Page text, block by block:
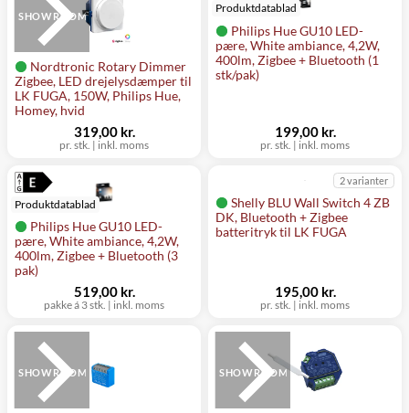
Nordtronic Rotary Dimmer
Zigbee, LED drejelysdæmper til
LK FUGA, 150W, Philips Hue,
Homey, hvid
SHOWROOM
pr. stk. | inkl. moms
319,00 kr.
Philips Hue GU10 LED-
pære, White ambiance, 4,2W,
400lm, Zigbee + Bluetooth (1
stk/pak)
Produktdatablad
pr. stk. | inkl. moms
199,00 kr.
Philips Hue GU10 LED-
pære, White ambiance, 4,2W,
400lm, Zigbee + Bluetooth (3
pak)
Produktdatablad
pakke á 3 stk. | inkl. moms
519,00 kr.
Shelly BLU Wall Switch 4 ZB
DK, Bluetooth + Zigbee
batteritryk til LK FUGA
2 varianter
pr. stk. | inkl. moms
195,00 kr.
SHOWROOM SHOWROOM